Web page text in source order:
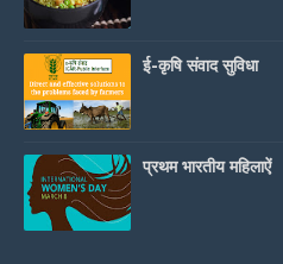
ई-कृषि संवाद सुविधा
प्रथम भारतीय महिलाऐं